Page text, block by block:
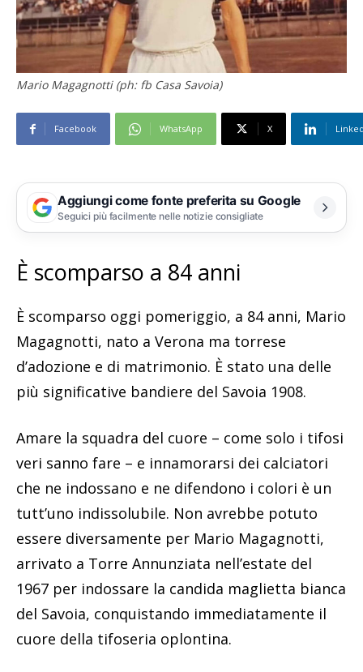
Mario Magagnotti (ph: fb Casa Savoia)
Facebook WhatsApp X
Aggiungi come fonte preferita su Google
Seguici più facilmente nelle notizie consigliate
È scomparso a 84 anni
È scomparso oggi pomeriggio, a 84 anni, Mario
Magagnotti, nato a Verona ma torrese
d’adozione e di matrimonio. È stato una delle
più significative bandiere del Savoia 1908.
Amare la squadra del cuore – come solo i tifosi
veri sanno fare – e innamorarsi dei calciatori
che ne indossano e ne difendono i colori è un
tutt’uno indissolubile. Non avrebbe potuto
essere diversamente per Mario Magagnotti,
arrivato a Torre Annunziata nell’estate del
1967 per indossare la candida maglietta bianca
del Savoia, conquistando immediatamente il
cuore della tifoseria oplontina.